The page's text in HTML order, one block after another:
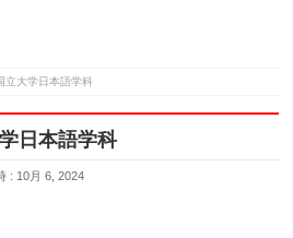
立大学日本語学科
日本語学科
: 10月 6, 2024